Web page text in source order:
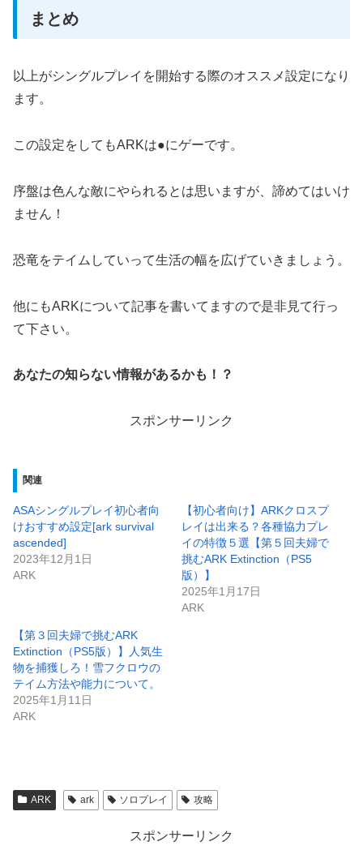
まとめ
以上がシングルプレイを開始する際のオススメ設定になり
ます。
この設定をしてもARKは●にゲーです。
序盤は色んな敵にやられるとは思いますが、諦めてはいけ
ません！
恐竜をテイムしていって生活の幅を広げていきましょう。
他にもARKについて記事を書いてますので是非見て行っ
て下さい。
あなたの知らない情報があるかも！？
スポンサーリンク
関連
ASAシングルプレイ初心者向
けおすすめ設定[ark survival
ascended]
2023年12月1日
ARK
【初心者向け】ARKクロスプ
レイは出来る？各種協力プレ
イの特徴５選【第５回夫婦で
挑むARK Extinction（PS5
版）】
2025年1月17日
ARK
【第３回夫婦で挑むARK
Extinction（PS5版）】人気生
物を捕獲しろ！雪フクロウの
テイム方法や能力について。
2025年1月11日
ARK
ARK ark ソロプレイ 攻略
スポンサーリンク